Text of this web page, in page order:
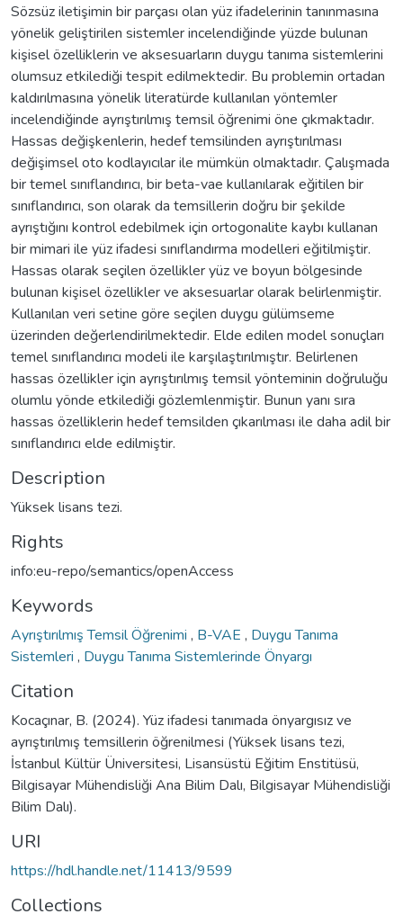
Sözsüz iletişimin bir parçası olan yüz ifadelerinin tanınmasına
yönelik geliştirilen sistemler incelendiğinde yüzde bulunan
kişisel özelliklerin ve aksesuarların duygu tanıma sistemlerini
olumsuz etkilediği tespit edilmektedir. Bu problemin ortadan
kaldırılmasına yönelik literatürde kullanılan yöntemler
incelendiğinde ayrıştırılmış temsil öğrenimi öne çıkmaktadır.
Hassas değişkenlerin, hedef temsilinden ayrıştırılması
değişimsel oto kodlayıcılar ile mümkün olmaktadır. Çalışmada
bir temel sınıflandırıcı, bir beta-vae kullanılarak eğitilen bir
sınıflandırıcı, son olarak da temsillerin doğru bir şekilde
ayrıştığını kontrol edebilmek için ortogonalite kaybı kullanan
bir mimari ile yüz ifadesi sınıflandırma modelleri eğitilmiştir.
Hassas olarak seçilen özellikler yüz ve boyun bölgesinde
bulunan kişisel özellikler ve aksesuarlar olarak belirlenmiştir.
Kullanılan veri setine göre seçilen duygu gülümseme
üzerinden değerlendirilmektedir. Elde edilen model sonuçları
temel sınıflandırıcı modeli ile karşılaştırılmıştır. Belirlenen
hassas özellikler için ayrıştırılmış temsil yönteminin doğruluğu
olumlu yönde etkilediği gözlemlenmiştir. Bunun yanı sıra
hassas özelliklerin hedef temsilden çıkarılması ile daha adil bir
sınıflandırıcı elde edilmiştir.
Description
Yüksek lisans tezi.
Rights
info:eu-repo/semantics/openAccess
Keywords
Ayrıştırılmış Temsil Öğrenimi , B-VAE , Duygu Tanıma
Sistemleri , Duygu Tanıma Sistemlerinde Önyargı
Citation
Kocaçınar, B. (2024). Yüz ifadesi tanımada önyargısız ve
ayrıştırılmış temsillerin öğrenilmesi (Yüksek lisans tezi,
İstanbul Kültür Üniversitesi, Lisansüstü Eğitim Enstitüsü,
Bilgisayar Mühendisliği Ana Bilim Dalı, Bilgisayar Mühendisliği
Bilim Dalı).
URI
https://hdl.handle.net/11413/9599
Collections